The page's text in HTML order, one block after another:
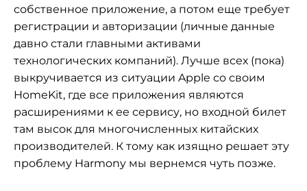
собственное приложение, а потом еще требует
регистрации и авторизации (личные данные
давно стали главными активами
технологических компаний). Лучше всех (пока)
выкручивается из ситуации Apple со своим
HomeKit, где все приложения являются
расширениями к ее сервису, но входной билет
там высок для многочисленных китайских
производителей. К тому как изящно решает эту
проблему Harmony мы вернемся чуть позже.